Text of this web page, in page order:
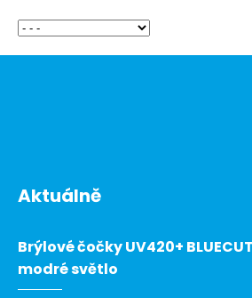
Aktuálně
Brýlové čočky UV420+
modré světlo